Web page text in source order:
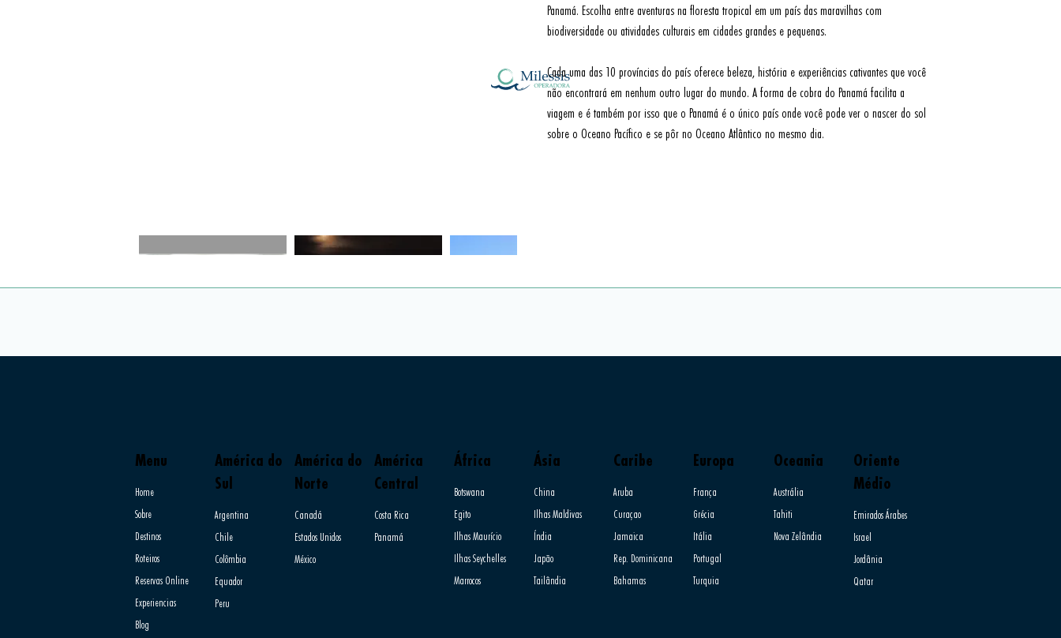
Panamá. Escolha entre aventuras na floresta tropical em um país das maravilhas com
biodiversidade ou atividades culturais em cidades grandes e pequenas.
Cada uma das 10 províncias do país oferece beleza, história e experiências cativantes que você
não encontrará em nenhum outro lugar do mundo. A forma de cobra do Panamá facilita a
viagem e é também por isso que o Panamá é o único país onde você pode ver o nascer do sol
sobre o Oceano Pacífico e se pôr no Oceano Atlântico no mesmo dia.
Menu
Home
Sobre
Destinos
Roteiros
Reservas Online
Experiencias
Blog
América do
Sul
Argentina
Chile
Colômbia
Equador
Peru
América do
Norte
Canadá
Estados Unidos
México
América
Central
Costa Rica
Panamá
África
Botswana
Egito
Ilhas Maurício
Ilhas Seychelles
Marrocos
Ásia
China
Ilhas Maldivas
Índia
Japão
Tailândia
Caribe
Aruba
Curaçao
Jamaica
Rep. Dominicana
Bahamas
Europa
França
Grécia​
Itália
Portugal
Turquia
Oceania
Austrália
Tahiti
Nova Zelândia
Oriente
Médio
Emirados Árabes
Israel
Jordânia
Qatar